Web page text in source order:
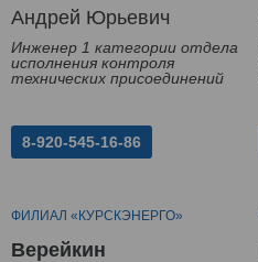
Андрей Юрьевич
Инженер 1 категории отдела
исполнения контроля
технических присоединений
8-920-545-16-86
ФИЛИАЛ «КУРСКЭНЕРГО»
Верейкин